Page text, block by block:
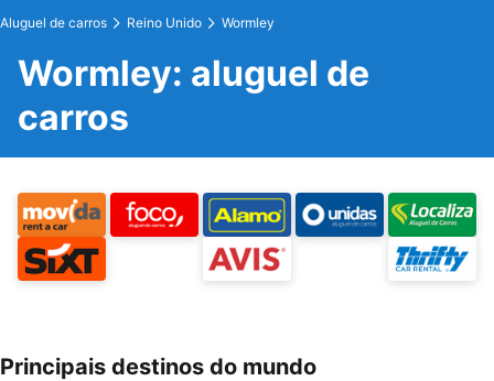
Aluguel de carros Reino Unido Wormley
Wormley: aluguel de
carros
Principais destinos do mundo